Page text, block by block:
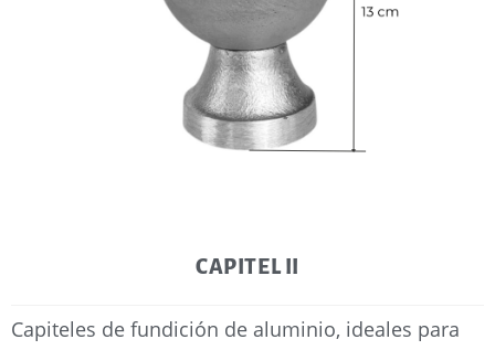
CAPITEL II
Capiteles de fundición de aluminio, ideales para